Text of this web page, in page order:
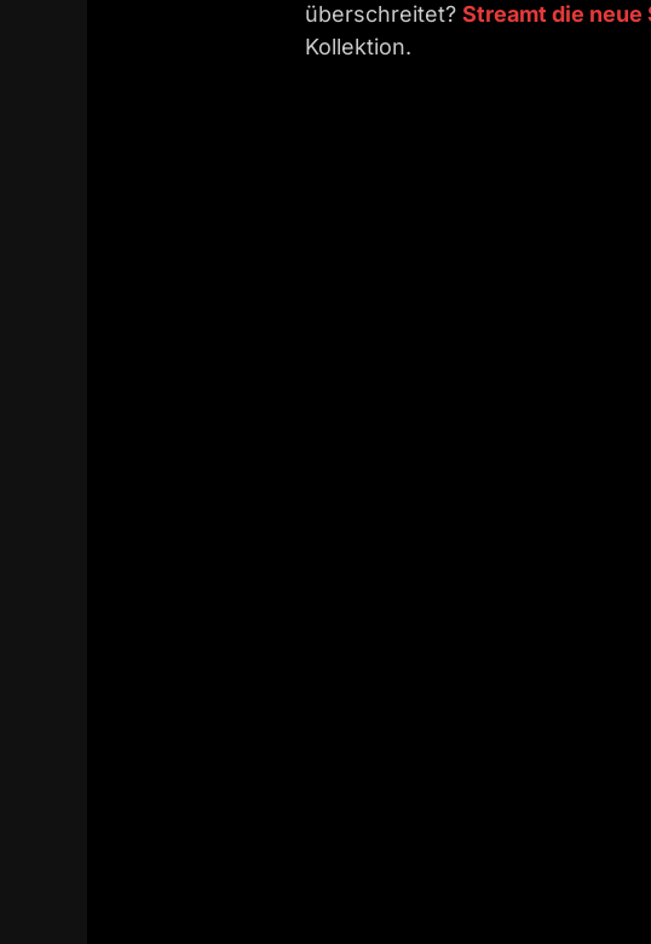
überschreitet? Streamt die neue
Kollektion.